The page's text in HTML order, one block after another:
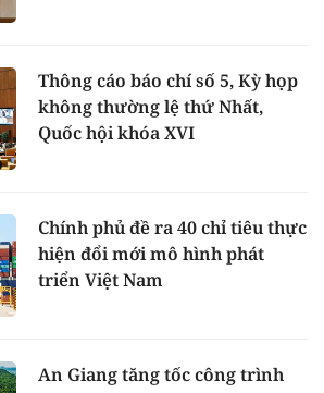
Thông cáo báo chí số 5, Kỳ họp
không thường lệ thứ Nhất,
Quốc hội khóa XVI
Chính phủ đề ra 40 chỉ tiêu thực
hiện đổi mới mô hình phát
triển Việt Nam
An Giang tăng tốc công trình